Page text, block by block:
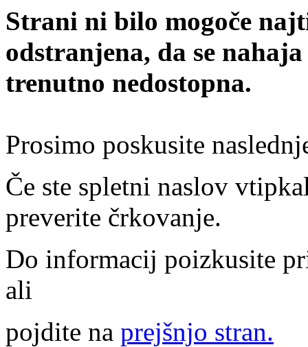
Strani ni bilo mogoče
odstranjena, da se
trenutno nedostopna.
Prosimo poskusite
Če ste spletni naslov
preverite črkovanje.
Do informacij poizkusite
ali
pojdite na prejšnjo stran.